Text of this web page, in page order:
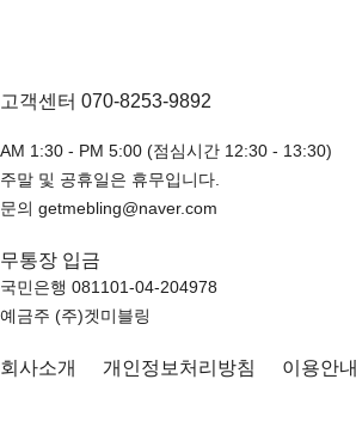
고객센터 070-8253-9892
AM 1:30 - PM 5:00 (점심시간 12:30 - 13:30)
주말 및 공휴일은 휴무입니다.
문의 getmebling@naver.com
무통장 입금
국민은행 081101-04-204978
예금주 (주)겟미블링
회사소개 개인정보처리방침 이용안내